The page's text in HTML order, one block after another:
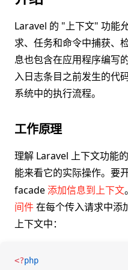
Laravel 的 "上下文" 功能
求、任务和命令中捕获、
息也包含在应用程序编写
入日志条目之前发生的代
系统中的执行流程。
工作原理
理解 Laravel 上下文功能
能来看它的实际操作。要
facade添加信息到上下文
间件在每个传入请求中添
上下文中：
<?php